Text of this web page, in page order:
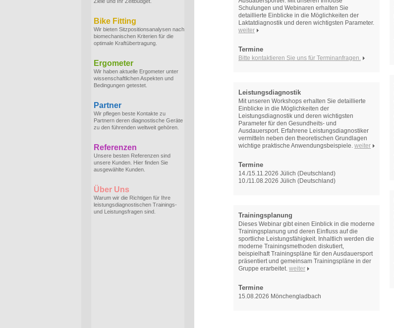
Bike Fitting
Wir bieten Sitzpositionsanalysen nach
biomechanischen Kriterien für die
optimale Kraftübertragung.
Ergometer
Wir haben aktuelle Ergometer unter
wissenschaftlichen Aspekten und
Bedingungen getestet.
Partner
Wir pflegen beste Kontakte zu
Partnern deren diagnostische Geräte
zu den führenden weltweit gehören.
Referenzen
Unsere besten Referenzen sind
unsere Kunden. Hier finden Sie
ausgewählte Kunden.
Über Uns
Warum wir die Richtigen für Ihre
leistungsdiagnostischen Trainings-
und Leistungsfragen sind.
Schulungen und Webinaren erhalten Sie
detaillierte Einblicke in die Möglichkeiten der
Laktatdiagnostik und deren wichtigsten Parameter.
weiter
Termine
Bitte kontaktieren Sie uns für Terminanfragen.
Leistungsdiagnostik
Mit unseren Workshops erhalten Sie detaillierte
Einblicke in die Möglichkeiten der
Leistungsdiagnostik und deren wichtigsten
Parameter für den Gesundheits- und
Ausdauersport. Erfahrene Leistungsdiagnostiker
vermitteln neben den theoretischen Grundlagen
wichtige praktische Anwendungsbeispiele. weiter
Termine
14./15.11.2026 Jülich (Deutschland)
10./11.08.2026 Jülich (Deutschland)
Trainingsplanung
Dieses Webinar gibt einen Einblick in die moderne
Trainingsplanung und deren Einfluss auf die
sportliche Leistungsfähigkeit. Inhaltlich werden die
moderne Trainingsmethoden diskutiert,
beispielhaft Trainingspläne für den Ausdauersport
präsentiert und gemeinsam Trainingspläne in der
Gruppe erarbeitet. weiter
Termine
15.08.2026 Mönchengladbach